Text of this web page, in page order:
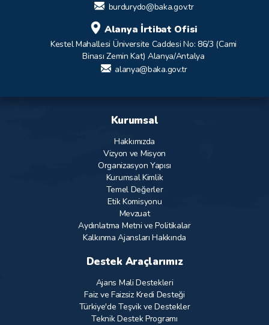
burdurydo@baka.gov.tr
Alanya İrtibat Ofisi
Kestel Mahallesi Üniversite Caddesi No: 86/3 (Cami
Binası Zemin Kat) Alanya/Antalya
alanya@baka.gov.tr
Kurumsal
Hakkımızda
Vizyon ve Misyon
Organizasyon Yapısı
Kurumsal Kimlik
Temel Değerler
Etik Komisyonu
Mevzuat
Aydınlatma Metni ve Politikalar
Kalkınma Ajansları Hakkında
Destek Araçlarımız
Ajans Mali Destekleri
Faiz ve Faizsiz Kredi Desteği
Türkiye'de Teşvik ve Destekler
Teknik Destek Programı